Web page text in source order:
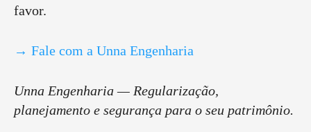
favor.
→ Fale com a Unna Engenharia
Unna Engenharia — Regularização,
planejamento e segurança para o seu patrimônio.